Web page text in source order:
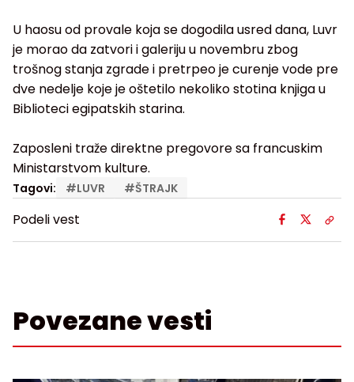
U haosu od provale koja se dogodila usred dana, Luvr
je morao da zatvori i galeriju u novembru zbog
trošnog stanja zgrade i pretrpeo je curenje vode pre
dve nedelje koje je oštetilo nekoliko stotina knjiga u
Biblioteci egipatskih starina.
Zaposleni traže direktne pregovore sa francuskim
Ministarstvom kulture.
Tagovi: #LUVR #ŠTRAJK
Podeli vest
Povezane vesti